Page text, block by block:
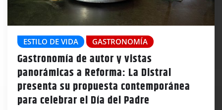
ESTILO DE VIDA GASTRONOMÍA
Gastronomía de autor y vistas
panorámicas a Reforma: La Distral
presenta su propuesta contemporánea
para celebrar el Día del Padre